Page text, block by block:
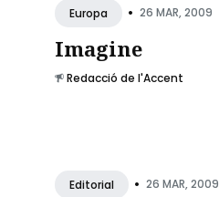
Europa • 26 MAR, 2009
Imagine
Redacció de l'Accent
Editorial • 26 MAR, 2009